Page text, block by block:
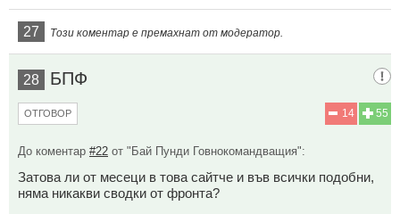
27 Този коментар е премахнат от модератор.
28 БПФ
55
14
ОТГОВОР
До коментар #22 от "Бай Пунди Говнокомандващия":
Затова ли от месеци в това сайтче и във всички подобни,
няма никакви сводки от фронта?